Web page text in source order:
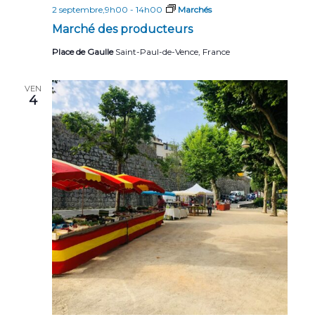
Marché des producteurs
2 septembre,9h00 - 14h00 Marchés
Place de Gaulle Saint-Paul-de-Vence, France
VEN
4